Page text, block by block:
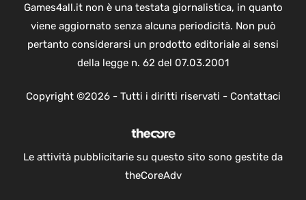
Games4all.it non è una testata giornalistica, in quanto
viene aggiornato senza alcuna periodicità. Non può
pertanto considerarsi un prodotto editoriale ai sensi
della legge n. 62 del 07.03.2001
Copyright ©2026 - Tutti i diritti riservati - Contattaci
Le attività pubblicitarie su questo sito sono gestite da
theCoreAdv